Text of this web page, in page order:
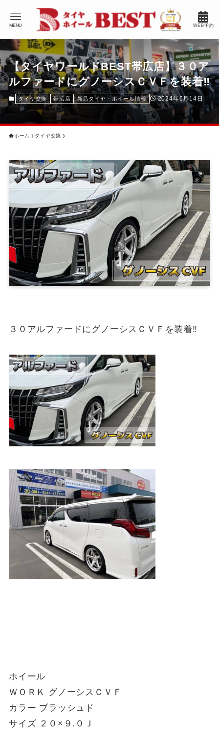
WEB予約
MENU
【タイヤワールドBEST帯広店】３０ア
ルファードにグノーシスＣＶＦを装着‼️
タイヤ交換 帯広店 新品タイヤ・ホイール情報 2024年6月14日
ホーム タイヤ交換
３０アルファードにグノーシスＣＶＦを装着‼️
ホイール
ＷＯＲＫ グノーシスＣＶＦ
カラー ブラッシュド
サイズ ２０×９.０Ｊ